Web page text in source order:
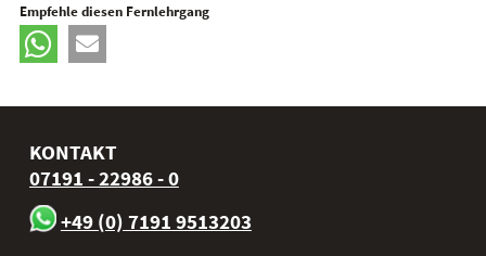
Empfehle diesen Fernlehrgang
KONTAKT
07191 - 22986 - 0
+49 (0) 7191 9513203